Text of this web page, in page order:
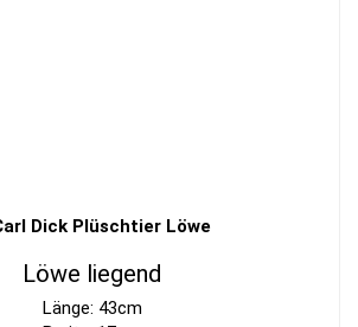
Löwe liegend
Länge: 43cm